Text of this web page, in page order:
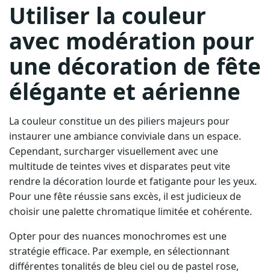
Utiliser la couleur
avec modération pour
une décoration de fête
élégante et aérienne
La couleur constitue un des piliers majeurs pour
instaurer une ambiance conviviale dans un espace.
Cependant, surcharger visuellement avec une
multitude de teintes vives et disparates peut vite
rendre la décoration lourde et fatigante pour les yeux.
Pour une fête réussie sans excès, il est judicieux de
choisir une palette chromatique limitée et cohérente.
Opter pour des nuances monochromes est une
stratégie efficace. Par exemple, en sélectionnant
différentes tonalités de bleu ciel ou de pastel rose,